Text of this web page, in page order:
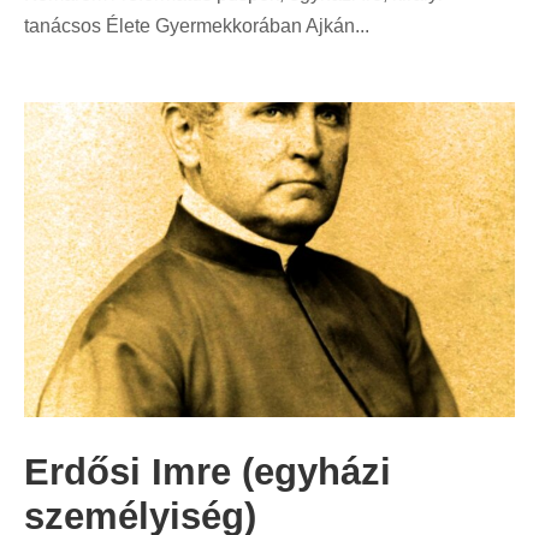
tanácsos Élete Gyermekkorában Ajkán...
Erdősi Imre (egyházi
személyiség)